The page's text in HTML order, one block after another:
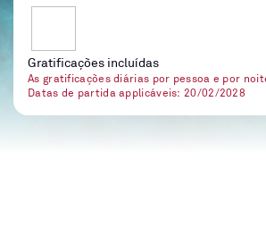
Gratificações incluídas
As gratificações diárias por pessoa e por
Datas de partida applicáveis: 20/02/2028